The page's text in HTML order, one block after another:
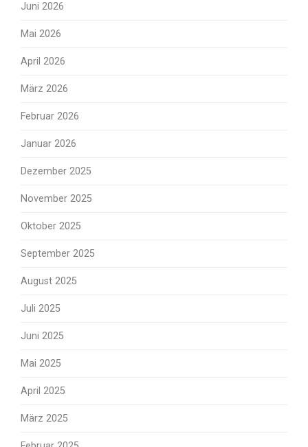
Juni 2026
Mai 2026
April 2026
März 2026
Februar 2026
Januar 2026
Dezember 2025
November 2025
Oktober 2025
September 2025
August 2025
Juli 2025
Juni 2025
Mai 2025
April 2025
März 2025